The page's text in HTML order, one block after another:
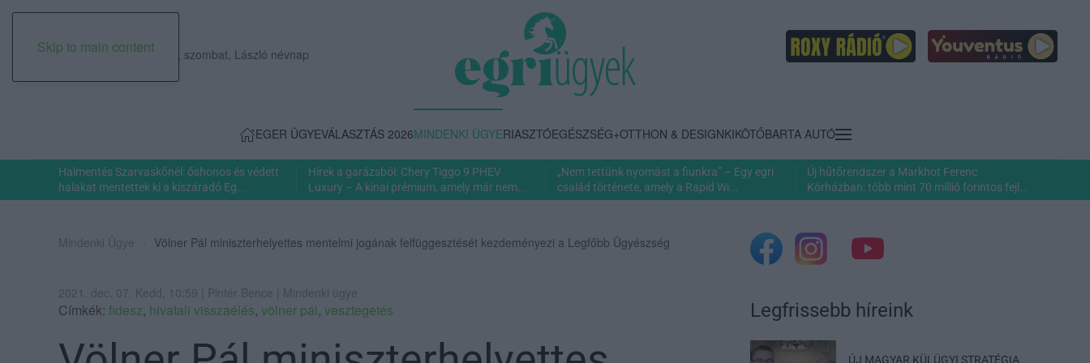
Skip to main content
2026. augusztus 08., szombat, László névnap
EGER ÜGYEVÁLASZTÁS 2026MINDENKI ÜGYERIASZTÓEGÉSZSÉG+OTTHON & DESIGNKIKÖTŐBARTA AUTÓ
Halmentés Szarvaskőnél: őshonos és védett
halakat mentettek ki a kiszáradó Eg...
Hírek a garázsból: Chery Tiggo 9 PHEV
Luxury – A kínai prémium, amely már nem...
„Nem tettünk nyomást a fiunkra” – Egy egri
család története, amely a Rapid Wi...
Új hűtőrendszer a Markhot Ferenc
Kórházban: több mint 70 millió forintos fejl...
Mindenki Ügye Völner Pál miniszterhelyettes mentelmi jogának felfüggesztését kezdeményezi a Legfőbb Ügyészség
2021. dec. 07. Kedd, 10:59 | Pintér Bence | Mindenki ügye
Címkék: fidesz, hivatali visszaélés, völner pál, vesztegetés Legfrissebb híreink
ÚJ MAGYAR KÜLÜGYI STRATÉGIA